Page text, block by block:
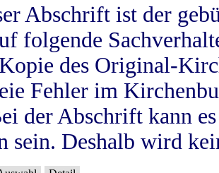
Abschrift ist der
folgende
des Original-
Fehler im
der Abschrift kann
sein. Deshalb wird